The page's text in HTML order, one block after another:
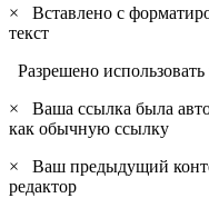
×
Вставлено с
текст
Разрешено
×
Ваша ссылка была
как обычную ссылку
×
Ваш предыдущий
редактор